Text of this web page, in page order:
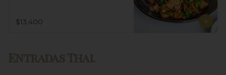
$13.400
Entradas Thai.